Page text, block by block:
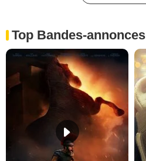
Top Bandes-annonces